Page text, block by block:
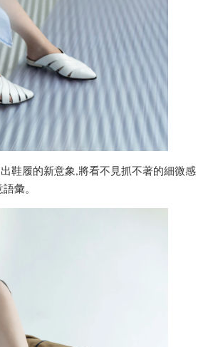
鞋履的新意象,將看不見抓不著的細微感
彙。